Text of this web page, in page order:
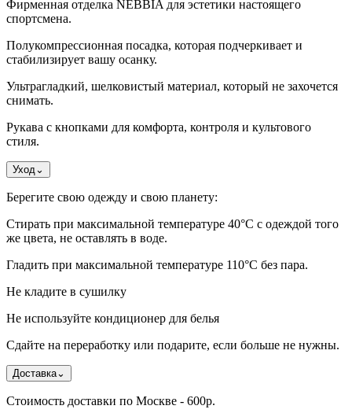
Фирменная отделка NEBBIA для эстетики настоящего
спортсмена.
Полукомпрессионная посадка, которая подчеркивает и
стабилизирует вашу осанку.
Ультрагладкий, шелковистый материал, который не захочется
снимать.
Рукава с кнопками для комфорта, контроля и культового
стиля.
Уход ⌄
Берегите свою одежду и свою планету:
Стирать при максимальной температуре 40°C с одеждой того
же цвета, не оставлять в воде.
Гладить при максимальной температуре 110°С без пара.
Не кладите в сушилку
Не используйте кондиционер для белья
Сдайте на переработку или подарите, если больше не нужны.
Доставка⌄
Стоимость доставки по Москве - 600р.